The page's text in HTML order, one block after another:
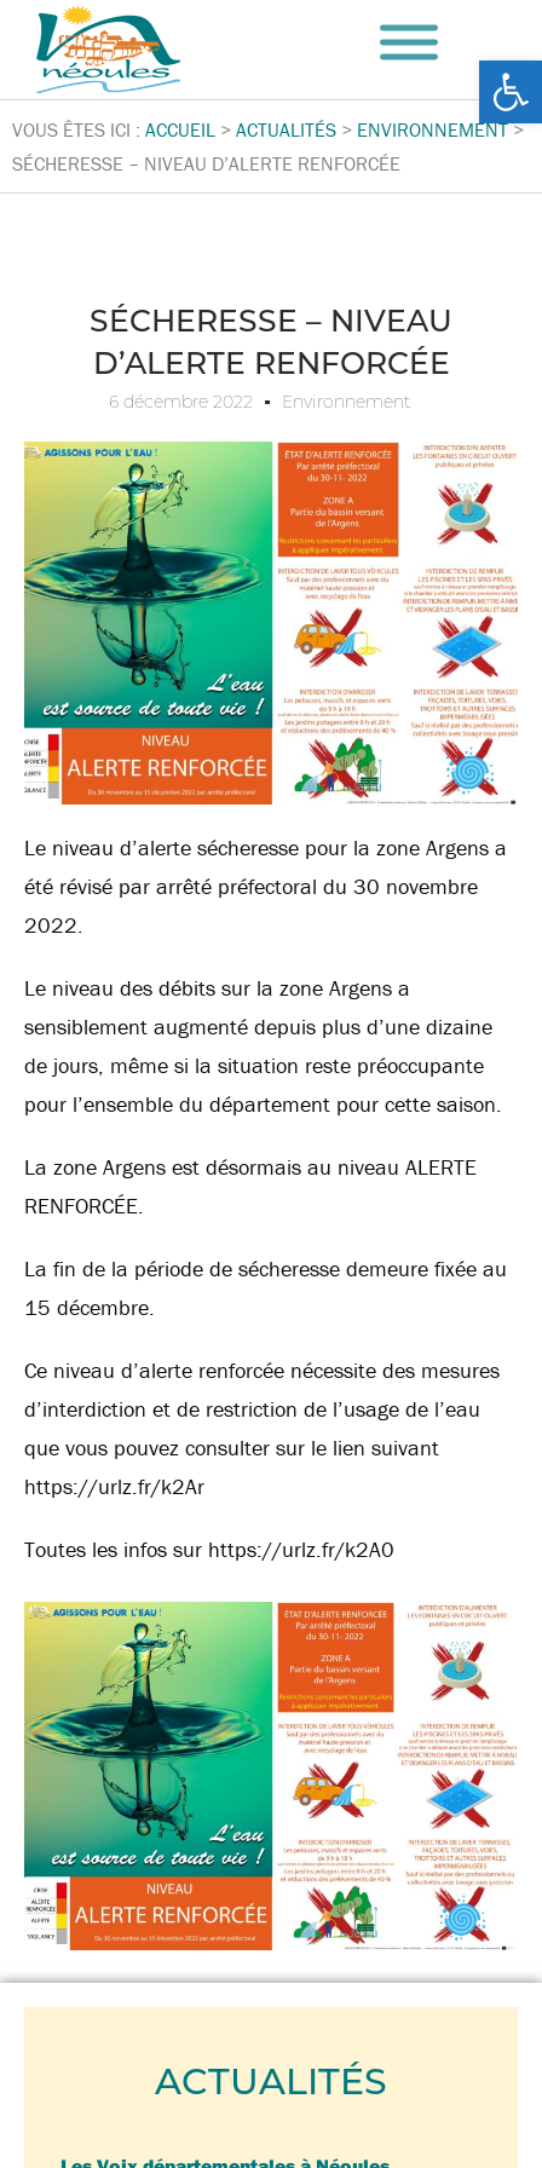
VOUS ÊTES ICI : ACCUEIL > ACTUALITÉS > ENVIRONNEMENT>
SÉCHERESSE – NIVEAU D’ALERTE RENFORCÉE
SÉCHERESSE – NIVEAU
D’ALERTE RENFORCÉE
6 décembre 2022 Environnement
Le niveau d’alerte sécheresse pour la zone Argens a
été révisé par arrêté préfectoral du 30 novembre
2022.
Le niveau des débits sur la zone Argens a
sensiblement augmenté depuis plus d’une dizaine
de jours, même si la situation reste préoccupante
pour l’ensemble du département pour cette saison.
La zone Argens est désormais au niveau ALERTE
RENFORCÉE.
La fin de la période de sécheresse demeure fixée au
15 décembre.
Ce niveau d’alerte renforcée nécessite des mesures
d’interdiction et de restriction de l’usage de l’eau
que vous pouvez consulter sur le lien suivant
https://urlz.fr/k2Ar
Toutes les infos sur https://urlz.fr/k2A0
ACTUALITÉS